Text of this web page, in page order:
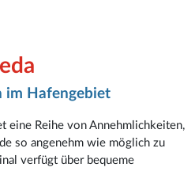
im Hafengebiet
eine Reihe von Annehmlichkeiten,
so angenehm wie möglich zu
verfügt über bequeme